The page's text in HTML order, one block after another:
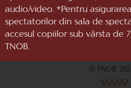
audio/video. *Pentru
spectatorilor din sala de
accesul copiilor sub vârsta de
TNOB.
© TNOB,